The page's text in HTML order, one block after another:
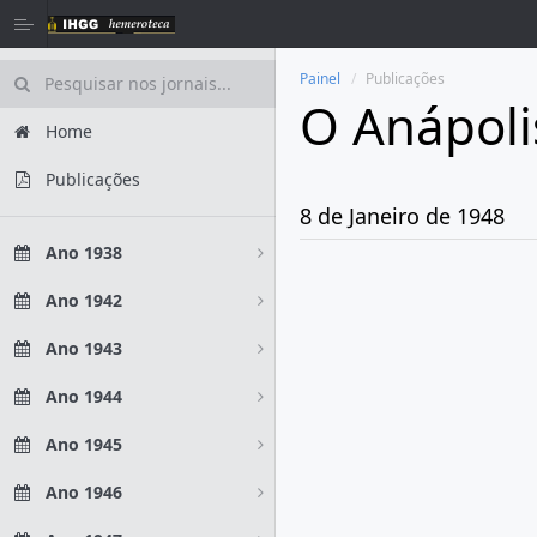
Home
Publicações
Ano 1938
Ano 1942
Ano 1943
Ano 1944
Ano 1945
Ano 1946
Painel Publicações
O
8 de Janeiro de 1948